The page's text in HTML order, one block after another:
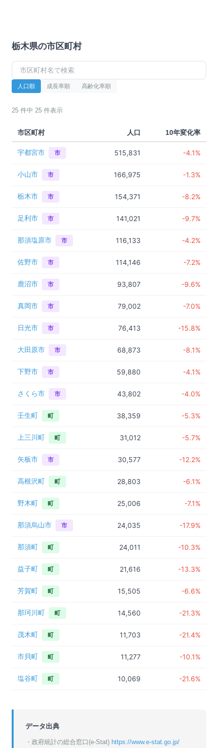
栃木県の市区町村
人口順 成長率順 高齢化率順
25 件中 25 件表示
市区町村 人口 10年変化率
宇都宮市 市 515,831 -4.1%
小山市 市 166,975 -1.3%
栃木市 市 154,371 -8.2%
足利市 市 141,021 -9.7%
那須塩原市 市 116,133 -4.2%
佐野市 市 114,146 -7.2%
鹿沼市 市 93,807 -9.6%
真岡市 市 79,002 -7.0%
日光市 市 76,413 -15.8%
大田原市 市 68,873 -8.1%
下野市 市 59,880 -4.1%
さくら市 市 43,802 -4.0%
壬生町 町 38,359 -5.3%
上三川町 町 31,012 -5.7%
矢板市 市 30,577 -12.2%
高根沢町 町 28,803 -6.1%
野木町 町 25,006 -7.1%
那須烏山市 市 24,035 -17.9%
那須町 町 24,011 -10.3%
益子町 町 21,616 -13.3%
芳賀町 町 15,505 -6.6%
那珂川町 町 14,560 -21.3%
茂木町 町 11,703 -21.4%
市貝町 町 11,277 -10.1%
塩谷町 町 10,069 -21.6%
データ出典
・政府統計の総合窓口(e-Stat) https://www.e-stat.go.jp/